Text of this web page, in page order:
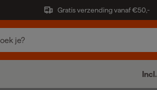
Gratis verzending vanaf €50,-
Incl.